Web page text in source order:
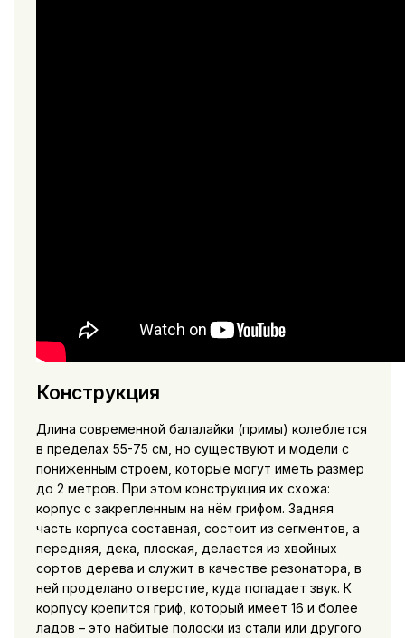
Конструкция
Длина современной балалайки (примы) колеблется
в пределах 55-75 см, но существуют и модели с
пониженным строем, которые могут иметь размер
до 2 метров. При этом конструкция их схожа:
корпус с закрепленным на нём грифом. Задняя
часть корпуса составная, состоит из сегментов, а
передняя, дека, плоская, делается из хвойных
сортов дерева и служит в качестве резонатора, в
ней проделано отверстие, куда попадает звук. К
корпусу крепится гриф, который имеет 16 и более
ладов – это набитые полоски из стали или другого